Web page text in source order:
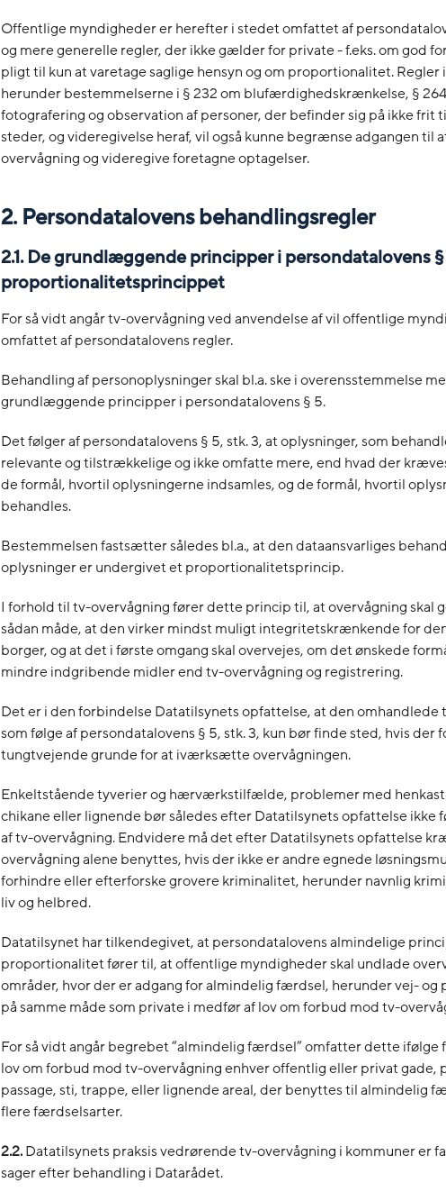
Offentlige myndigheder er herefter i stedet omfattet af
og mere generelle regler, der ikke gælder for private - f.eks. om god
pligt til kun at varetage saglige hensyn og om proportionalitet. Regler
herunder bestemmelserne i § 232 om blufærdighedskrænkelse, §
fotografering og observation af personer, der befinder sig på ikke frit
steder, og videregivelse heraf, vil også kunne begrænse adgangen
overvågning og videregive foretagne optagelser.
2. Persondatalovens behandlingsregler
2.1. De grundlæggende principper i persondatalovens
proportionalitetsprincippet
For så vidt angår tv-overvågning ved anvendelse af vil offentlige
omfattet af persondatalovens regler.
Behandling af personoplysninger skal bl.a. ske i overensstemmelse
grundlæggende principper i persondatalovens § 5.
Det følger af persondatalovens § 5, stk. 3, at oplysninger, som
relevante og tilstrækkelige og ikke omfatte mere, end hvad der
de formål, hvortil oplysningerne indsamles, og de formål, hvortil
behandles.
Bestemmelsen fastsætter således bl.a., at den dataansvarliges
oplysninger er undergivet et proportionalitetsprincip.
I forhold til tv-overvågning fører dette princip til, at overvågning skal
sådan måde, at den virker mindst muligt integritetskrænkende for
borger, og at det i første omgang skal overvejes, om det ønskede
mindre indgribende midler end tv-overvågning og registrering.
Det er i den forbindelse Datatilsynets opfattelse, at den omhandlede
som følge af persondatalovens § 5, stk. 3, kun bør finde sted, hvis der
tungtvejende grunde for at iværksætte overvågningen.
Enkeltstående tyverier og hærværkstilfælde, problemer med
chikane eller lignende bør således efter Datatilsynets opfattelse ikke
af tv-overvågning. Endvidere må det efter Datatilsynets opfattelse
overvågning alene benyttes, hvis der ikke er andre egnede
forhindre eller efterforske grovere kriminalitet, herunder navnlig
liv og helbred.
Datatilsynet har tilkendegivet, at persondatalovens almindelige
proportionalitet fører til, at offentlige myndigheder skal undlade
områder, hvor der er adgang for almindelig færdsel, herunder vej- og
på samme måde som private i medfør af lov om forbud mod tv-
For så vidt angår begrebet “almindelig færdsel” omfatter dette ifølge
lov om forbud mod tv-overvågning enhver offentlig eller privat gade,
passage, sti, trappe, eller lignende areal, der benyttes til almindelig
flere færdselsarter.
2.2.Datatilsynets praksis vedrørende tv-overvågning i kommuner er
sager efter behandling i Datarådet.